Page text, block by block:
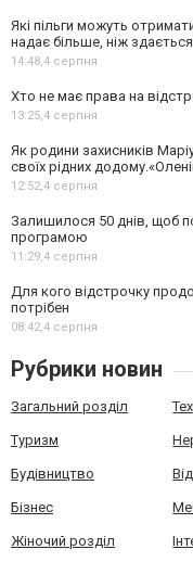
Які пільги можуть
надає більше, ніж здається
14:48,4 серпня
Хто не має права на
13:25,4 серпня
Як родини захисників
своїх рідних
12:52,4 серпня
Залишилося 50 днів, щоб
програмою
11:29,4 серпня
Для кого відстрочку
потрібен
08:42,4 серпня
Рубрики новин
Загальний розділ
Туризм
Будівництво
Бізнес
Жіночий розділ